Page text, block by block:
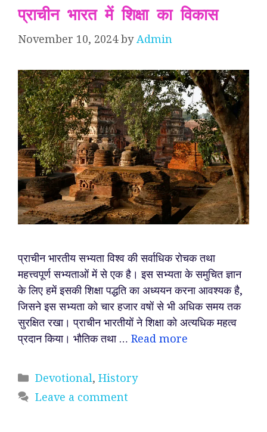
प्राचीन भारत में शिक्षा का विकास
November 10, 2024 byAdmin
प्राचीन भारतीय सभ्यता विश्व की सर्वाधिक रोचक तथा
महत्त्वपूर्ण सभ्यताओं में से एक है। इस सभ्यता के समुचित ज्ञान
के लिए हमें इसकी शिक्षा पद्धति का अध्ययन करना आवश्यक है,
जिसने इस सभ्यता को चार हजार वषों से भी अधिक समय तक
सुरक्षित रखा। प्राचीन भारतीयों ने शिक्षा को अत्यधिक महत्व
प्रदान किया। भौतिक तथा … Read more
Categories
Devotional, History
Leave a comment